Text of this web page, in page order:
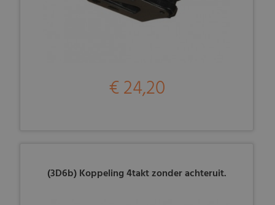
€ 24,20
(3D6b) Koppeling 4takt zonder achteruit.